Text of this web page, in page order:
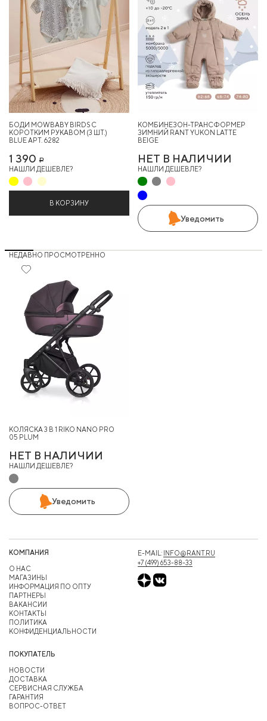
БОДИ MOWBABY BIRDS С
КОРОТКИМ РУКАВОМ (3 ШТ.)
BLUE АРТ. 6282
1 390 Р
НАШЛИ ДЕШЕВЛЕ?
В КОРЗИНУ
КОМБИНЕЗОН-ТРАНСФОРМЕР
ЗИМНИЙ RANT YUKON LATTE
BEIGE
НЕТ В НАЛИЧИИ
НАШЛИ ДЕШЕВЛЕ?
Уведомить
НЕДАВНО ПРОСМОТРЕННО
КОЛЯСКА 3 В 1 RIKO NANO PRO
05 PLUM
НЕТ В НАЛИЧИИ
НАШЛИ ДЕШЕВЛЕ?
Уведомить
КОМПАНИЯ
О НАС
МАГАЗИНЫ
ИНФОРМАЦИЯ ПО ОПТУ
ПАРТНЕРЫ
ВАКАНСИИ
КОНТАКТЫ
ПОЛИТИКА
КОНФИДЕНЦИАЛЬНОСТИ
ПОКУПАТЕЛЬ
НОВОСТИ
ДОСТАВКА
СЕРВИСНАЯ СЛУЖБА
ГАРАНТИЯ
ВОПРОС-ОТВЕТ
E-MAIL: INFO@RANT.RU
+7 (499) 653-88-33